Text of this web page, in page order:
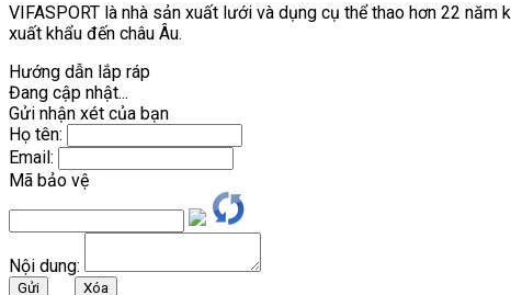
VIFASPORT là nhà sản xuất lưới và dụng cụ thể thao hơn 22
xuất khẩu đến châu Âu.
Hướng dẫn lắp ráp
Đang cập nhật...
Gửi nhận xét của bạn
Họ tên:
Email:
Mã bảo vệ
Nội dung: